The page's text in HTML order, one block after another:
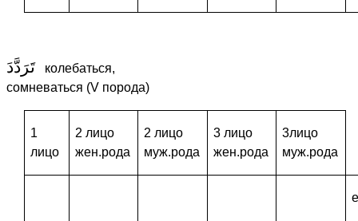
تَرَدَّدَ колебаться,
сомневаться (V порода)
1
лицо
2 лицо
жен.рода
2 лицо
муж.рода
3 лицо
жен.рода
3лицо
муж.рода